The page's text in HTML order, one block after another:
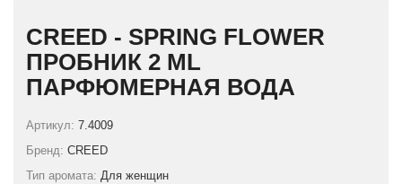
CREED - SPRING FLOWER
ПРОБНИК 2 ML
ПАРФЮМЕРНАЯ ВОДА
Артикул: 7.4009
Бренд: CREED
Тип аромата: Для женщин